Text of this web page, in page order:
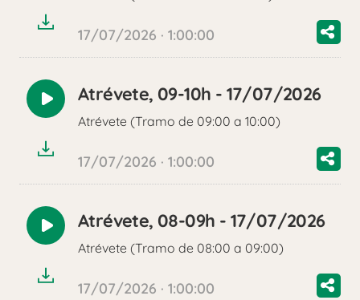
17/07/2026 · 1:00:00
Reproducir
audio
Atrévete, 09-10h - 17/07/2026
Atrévete (Tramo de 09:00 a 10:00)
17/07/2026 · 1:00:00
Reproducir
audio
Atrévete, 08-09h - 17/07/2026
Atrévete (Tramo de 08:00 a 09:00)
17/07/2026 · 1:00:00